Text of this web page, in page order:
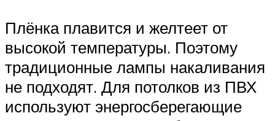
Плёнка плавится и желтеет от
высокой температуры. Поэтому
традиционные лампы накаливания
не подходят. Для потолков из ПВХ
используют энергосберегающие